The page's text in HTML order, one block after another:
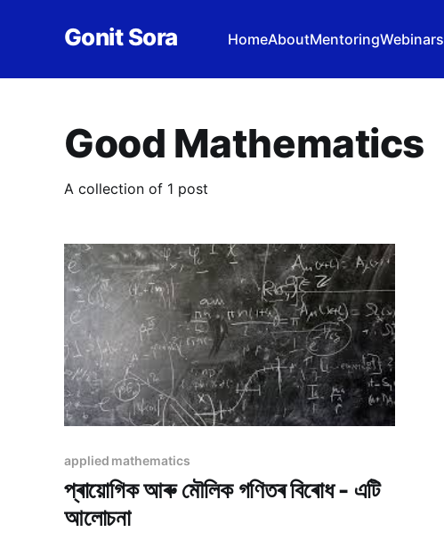
Gonit Sora HomeAboutMentoringWebinars
Good Mathematics
A collection of 1 post
applied mathematics
প্ৰায়োগিক আৰু মৌলিক গণিতৰ বিৰোধ - এটি
আলোচনা